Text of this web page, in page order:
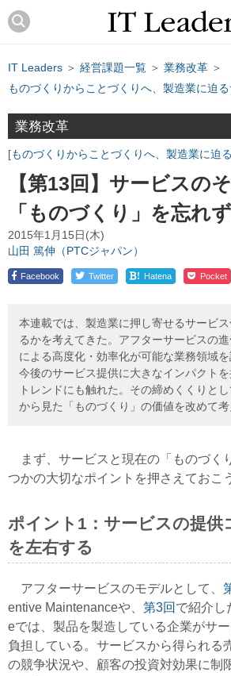
IT Leaders ＞ 経営課題一覧 ＞ 業務改革 ＞
ものづくりからことづくりへ、製造業に迫
業務改革
ものづくりからことづくりへ、製造業に迫
【第13回】サービスの
「ものづくり」を忘れ
2015年1月15日(木)
山田 篤伸（PTCジャパン）
Facebook Twitter ! Hatena Pocket
本連載では、製造業に押し寄せるサービ
るかを考えてきた。アフターサービスの
による高度化・効率化が可能な業務領域を
今後のサービス提供に大きなインパクト
トレンドにも触れた。その締めくくりと
から見た「ものづくり」の価値を改めて考
まず、サービスと現在の「ものづく
つかの大切なポイントを押さえておこ
ポイント1：サービスの提供
を左右する
アフターサービスのモデルとして、
entive Maintenanceや、 第3回 で紹介し
eでは、製品を製造している企業がサ
負担している。サービスから得られる
の競争状況や、顧客の投資対効果に制